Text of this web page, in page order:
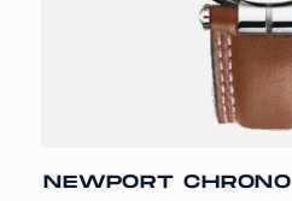
NEWPORT CHRONO